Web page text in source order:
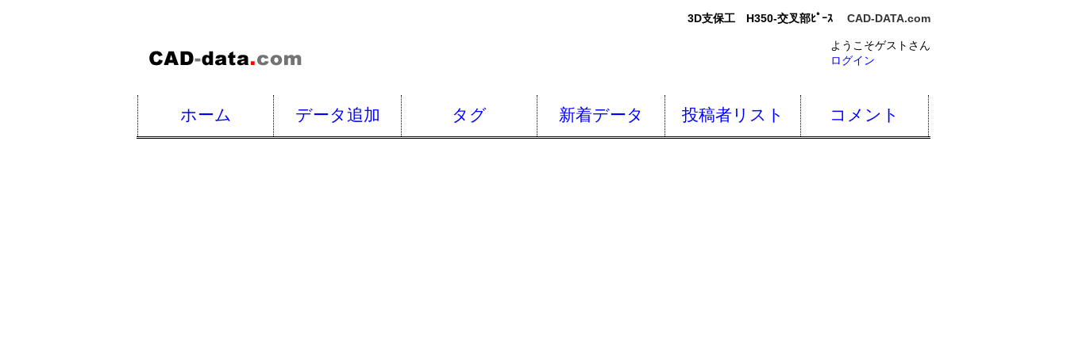
3D支保工 H350-交叉部ﾋﾟｰｽ CAD-DATA.com
ようこそゲストさん
ログイン
ホーム データ追加 タグ 新着データ 投稿者リスト コメント